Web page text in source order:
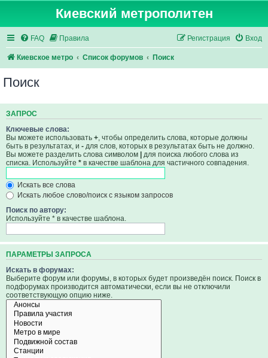
Киевский метрополитен
FAQ Правила Вход
Регистрация
Киевское метро Список форумов Поиск
Поиск
ЗАПРОС
Ключевые слова:
Вы можете использовать + , чтобы определить слова, которые должны
быть в результатах, и - для слов, которых в результатах быть не должно.
Вы можете разделить слова символом | для поиска любого слова из
списка. Используйте * в качестве шаблона для частичного совпадения.
Искать все слова
Искать любое слово/поиск с языком запросов
Поиск по автору:
Используйте * в качестве шаблона.
ПАРАМЕТРЫ ЗАПРОСА
Искать в форумах:
Выберите форум или форумы, в которых будет произведён поиск. Поиск в
подфорумах производится автоматически, если вы не отключили
соответствующую опцию ниже.